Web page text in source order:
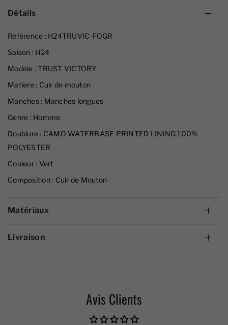
Détails
Référence : H24TRUVIC-FOGR
Saison : H24
Modele : TRUST VICTORY
Matiere : Cuir de mouton
Manches : Manches longues
Genre : Homme
Doublure : CAMO WATERBASE PRINTED LINING 100%
POLYESTER
Couleur : Vert
Composition : Cuir de Mouton
Matériaux
Livraison
Avis Clients